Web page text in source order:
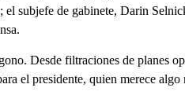
el subjefe de gabinete, Darin
Desde filtraciones de planes
el presidente, quien merece